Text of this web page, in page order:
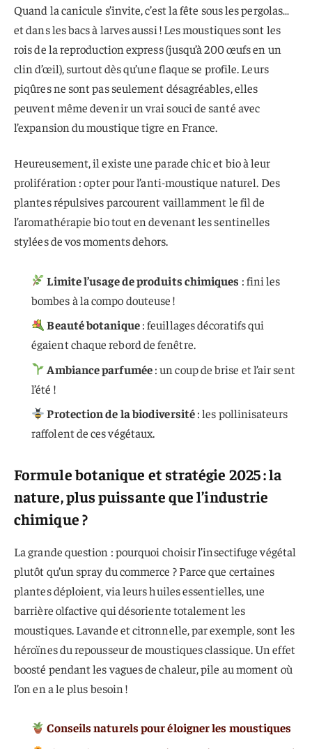
Quand la canicule s’invite, c’est la fête sous les pergolas…
et dans les bacs à larves aussi ! Les moustiques sont les
rois de la reproduction express (jusqu’à 200 œufs en un
clin d’œil), surtout dès qu’une flaque se profile. Leurs
piqûres ne sont pas seulement désagréables, elles
peuvent même devenir un vrai souci de santé avec
l’expansion du moustique tigre en France.
Heureusement, il existe une parade chic et bio à leur
prolifération : opter pour l’anti-moustique naturel. Des
plantes répulsives parcourent vaillamment le fil de
l’aromathérapie bio tout en devenant les sentinelles
stylées de vos moments dehors.
Limite l’usage de produits chimiques : fini les
bombes à la compo douteuse !
Beauté botanique: feuillages décoratifs qui
égaient chaque rebord de fenêtre.
Ambiance parfumée: un coup de brise et l’air sent
l’été !
Protection de la biodiversité: les pollinisateurs
raffolent de ces végétaux.
Formule botanique et stratégie 2025 : la
nature, plus puissante que l’industrie
chimique ?
La grande question : pourquoi choisir l’insectifuge végétal
plutôt qu’un spray du commerce ? Parce que certaines
plantes déploient, via leurs huiles essentielles, une
barrière olfactive qui désoriente totalement les
moustiques. Lavande et citronnelle, par exemple, sont les
héroïnes du repousseur de moustiques classique. Un effet
boosté pendant les vagues de chaleur, pile au moment où
l’on en a le plus besoin !
Conseils naturels pour éloigner les moustiques